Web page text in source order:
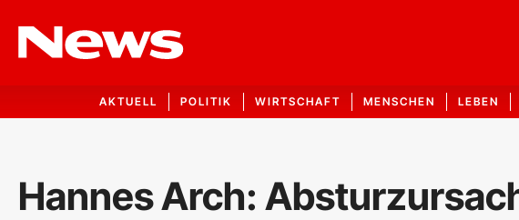
AKTUELL POLITIK WIRTSCHAFT MENSCHEN LEBEN
Hannes Arch: